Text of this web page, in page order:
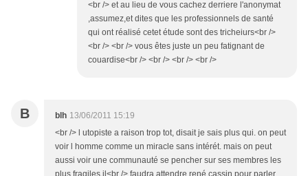
<br /> et au lieu de vous cachez derriere l'anonymat
,assumez,et dites que les professionnels de santé
qui ont réalisé cetet étude sont des tricheiurs<br />
<br /> <br /> vous êtes juste un peu fatignant de
couardise<br /> <br /> <br /> <br />
B blh 13/06/2011 15:19
<br /> l utopiste a raison trop tot, disait je sais plus qui. on peut
voir l homme comme un miracle sans intérét. mais on peut
aussi voir une communauté se pencher sur ses membres les
plus fragiles.il<br /> faudra attendre rené cassin pour parler